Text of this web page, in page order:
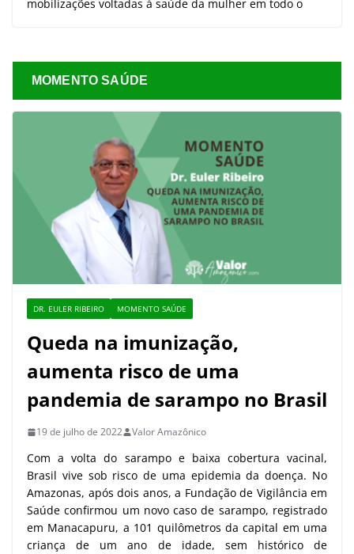
mobilizações voltadas à saúde da mulher em todo o
MOMENTO SAÚDE
DR. EULER RIBEIRO MOMENTO SAÚDE
Queda na imunização,
aumenta risco de uma
pandemia de sarampo no Brasil
19 de julho de 2022 Valor Amazônico
Com a volta do sarampo e baixa cobertura vacinal,
Brasil vive sob risco de uma epidemia da doença. No
Amazonas, após dois anos, a Fundação de Vigilância em
Saúde confirmou um novo caso de sarampo, registrado
em Manacapuru, a 101 quilômetros da capital em uma
criança de um ano de idade, sem histórico de